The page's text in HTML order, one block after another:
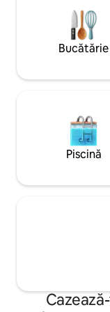
Bucătărie
Piscină